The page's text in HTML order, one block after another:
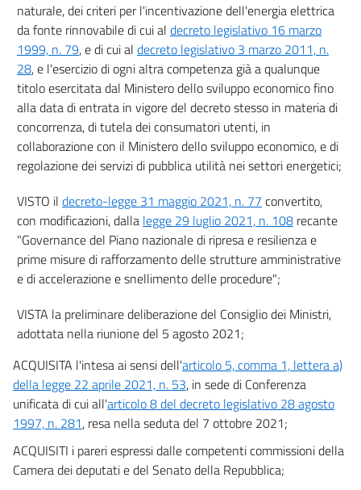
naturale, dei criteri per l'incentivazione dell'energia elettrica
da fonte rinnovabile di cui al decreto legislativo 16 marzo
1999, n. 79, e di cui al decreto legislativo 3 marzo 2011, n.
28, e l'esercizio di ogni altra competenza già a qualunque
titolo esercitata dal Ministero dello sviluppo economico fino
alla data di entrata in vigore del decreto stesso in materia di
concorrenza, di tutela dei consumatori utenti, in
collaborazione con il Ministero dello sviluppo economico, e di
regolazione dei servizi di pubblica utilità nei settori energetici;
VISTO il decreto-legge 31 maggio 2021, n. 77 convertito,
con modificazioni, dalla legge 29 luglio 2021, n. 108 recante
"Governance del Piano nazionale di ripresa e resilienza e
prime misure di rafforzamento delle strutture amministrative
e di accelerazione e snellimento delle procedure";
VISTA la preliminare deliberazione del Consiglio dei Ministri,
adottata nella riunione del 5 agosto 2021;
ACQUISITA l'intesa ai sensi dell'articolo 5, comma 1, lettera a)
della legge 22 aprile 2021, n. 53, in sede di Conferenza
unificata di cui all'articolo 8 del decreto legislativo 28 agosto
1997, n. 281, resa nella seduta del 7 ottobre 2021;
ACQUISITI i pareri espressi dalle competenti commissioni della
Camera dei deputati e del Senato della Repubblica;